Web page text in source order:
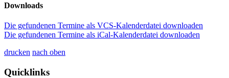
Downloads
Die gefundenen Termine als VCS-Kalenderdatei downloaden
Die gefundenen Termine als iCal-Kalenderdatei downloaden
drucken nach oben
Quicklinks